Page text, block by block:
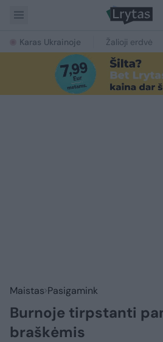
Karas Ukrainoje Žalioji erdvė
Maistas Pasigamink
Burnoje tirpstanti
braškėmis